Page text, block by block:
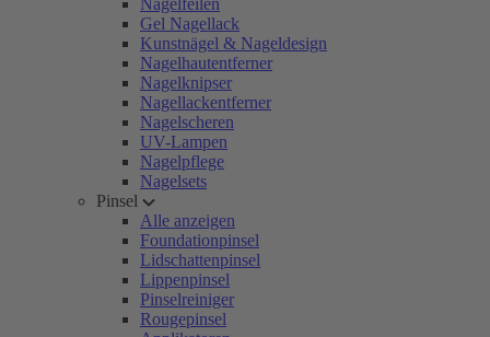
Nagelfeilen
Gel Nagellack
Kunstnägel & Nageldesign
Nagelhautentferner
Nagelknipser
Nagellackentferner
Nagelscheren
UV-Lampen
Nagelpflege
Nagelsets
Pinsel
Alle anzeigen
Foundationpinsel
Lidschattenpinsel
Lippenpinsel
Pinselreiniger
Rougepinsel